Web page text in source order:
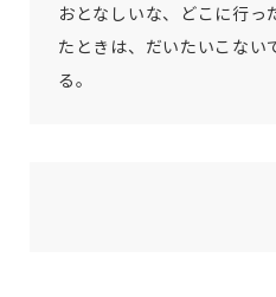
おとなしいな、どこに行
たときは、だいたいこない
る。